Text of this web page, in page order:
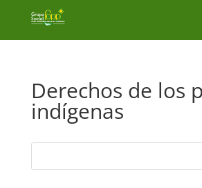
Derechos de los
indígenas